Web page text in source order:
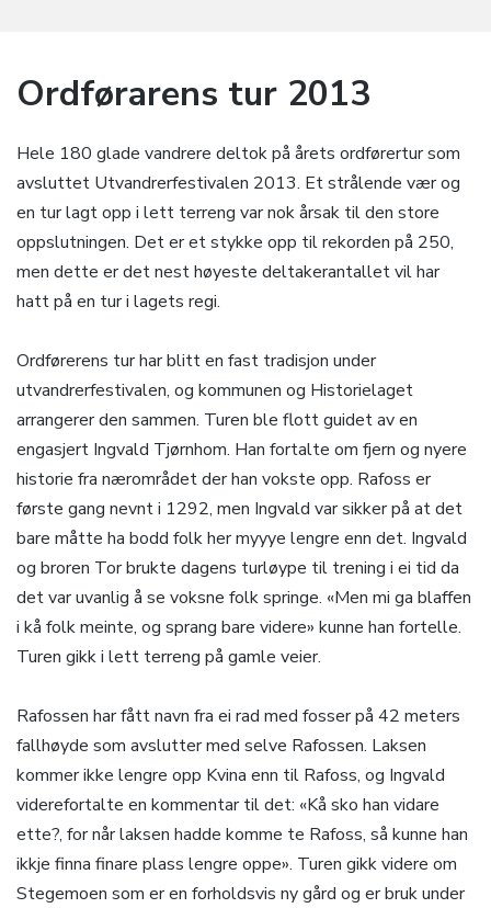
Ordførarens tur 2013
Hele 180 glade vandrere deltok på årets ordførertur som
avsluttet Utvandrerfestivalen 2013. Et strålende vær og
en tur lagt opp i lett terreng var nok årsak til den store
oppslutningen. Det er et stykke opp til rekorden på 250,
men dette er det nest høyeste deltakerantallet vil har
hatt på en tur i lagets regi.
Ordførerens tur har blitt en fast tradisjon under
utvandrerfestivalen, og kommunen og Historielaget
arrangerer den sammen. Turen ble flott guidet av en
engasjert Ingvald Tjørnhom. Han fortalte om fjern og nyere
historie fra nærområdet der han vokste opp. Rafoss er
første gang nevnt i 1292, men Ingvald var sikker på at det
bare måtte ha bodd folk her myyye lengre enn det. Ingvald
og broren Tor brukte dagens turløype til trening i ei tid da
det var uvanlig å se voksne folk springe. «Men mi ga blaffen
i kå folk meinte, og sprang bare videre» kunne han fortelle.
Turen gikk i lett terreng på gamle veier.
Rafossen har fått navn fra ei rad med fosser på 42 meters
fallhøyde som avslutter med selve Rafossen. Laksen
kommer ikke lengre opp Kvina enn til Rafoss, og Ingvald
viderefortalte en kommentar til det: «Kå sko han vidare
ette?, for når laksen hadde komme te Rafoss, så kunne han
ikkje finna finare plass lengre oppe». Turen gikk videre om
Stegemoen som er en forholdsvis ny gård og er bruk under